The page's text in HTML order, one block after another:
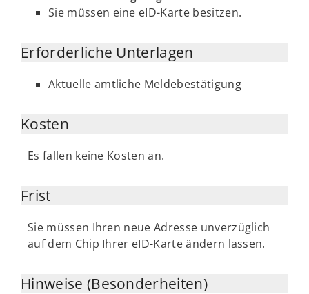
Sie müssen eine eID-Karte besitzen.
Erforderliche Unterlagen
Aktuelle amtliche Meldebestätigung
Kosten
Es fallen keine Kosten an.
Frist
Sie müssen Ihren neue Adresse unverzüglich
auf dem Chip Ihrer eID-Karte ändern lassen.
Hinweise (Besonderheiten)